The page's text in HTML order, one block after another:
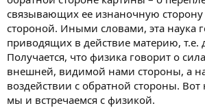
связывающих ее изнаночную
стороной. Иными словами, эта наука
приводящих в действие материю, т.е.
Получается, что физика говорит о
внешней, видимой нами стороны, а
воздействии с обратной стороны. Вот
мы и встречаемся с физикой.